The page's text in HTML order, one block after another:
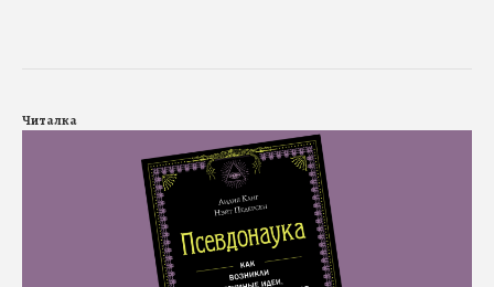
Читалка